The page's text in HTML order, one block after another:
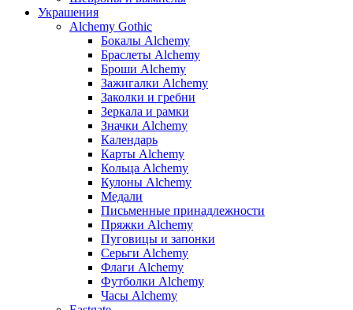
Украшения
Alchemy Gothic
Бокалы Alchemy
Браслеты Alchemy
Броши Alchemy
Зажигалки Alchemy
Заколки и гребни
Зеркала и рамки
Значки Alchemy
Календарь
Карты Alchemy
Кольца Alchemy
Кулоны Alchemy
Медали
Письменные принадлежности
Пряжки Alchemy
Пуговицы и запонки
Серьги Alchemy
Флаги Alchemy
Футболки Alchemy
Часы Alchemy